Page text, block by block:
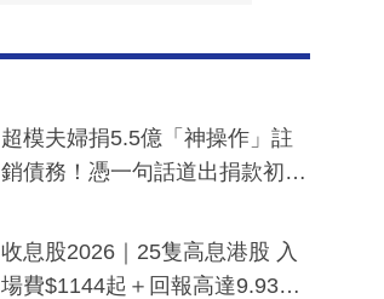
超模夫婦捐5.5億「神操作」註
銷債務！憑一句話道出捐款初
一度被誤當詐騙手段
收息股2026｜25隻高息港股 入
場費$1144起＋回報高達9.93